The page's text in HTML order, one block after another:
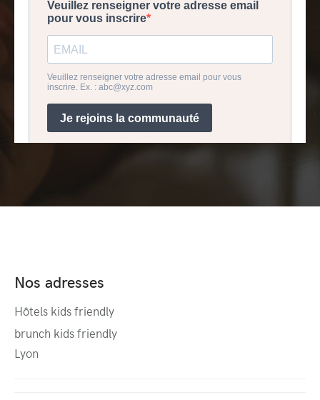
Nos adresses
Hôtels kids friendly
brunch kids friendly
Lyon